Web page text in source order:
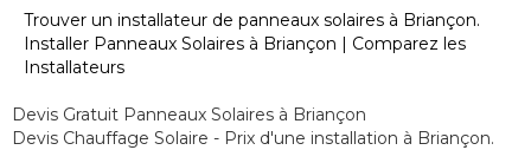
Trouver un installateur de panneaux solaires à Briançon.
Installer Panneaux Solaires à Briançon | Comparez les
Installateurs
Devis Gratuit Panneaux Solaires à Briançon
Devis Chauffage Solaire - Prix d'une installation à Briançon.